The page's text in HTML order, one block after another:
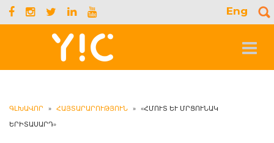
Eng
Toggle
ԳԼԽԱՎՈՐ » ՀԱՅՏԱՐԱՐՈՒԹՅՈՒՆ » «ՀՄՈՒՏ ԵՒ ՄՐՑՈՒՆԱԿ Ե
ՐԻՏԱՍԱՐԴ»